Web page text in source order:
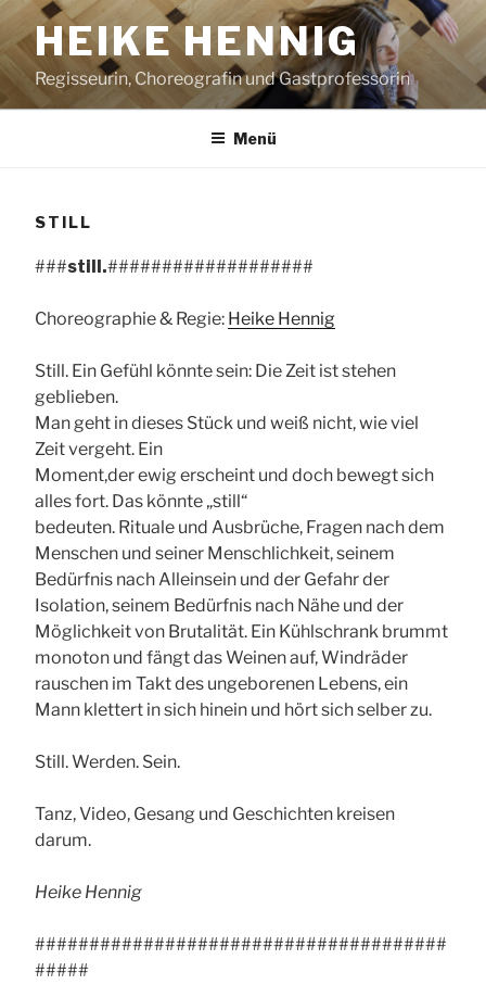
Zum
Inhalt
springenHEIKE HENNIG
Regisseurin, Choreografin und Gastprofessorin
Menü
STILL
###still.###################
Choreographie & Regie: Heike Hennig
Still. Ein Gefühl könnte sein: Die Zeit ist stehen
geblieben.
Man geht in dieses Stück und weiß nicht, wie viel
Zeit vergeht. Ein
Moment,der ewig erscheint und doch bewegt sich
alles fort. Das könnte „still“
bedeuten. Rituale und Ausbrüche, Fragen nach dem
Menschen und seiner Menschlichkeit, seinem
Bedürfnis nach Alleinsein und der Gefahr der
Isolation, seinem Bedürfnis nach Nähe und der
Möglichkeit von Brutalität. Ein Kühlschrank brummt
monoton und fängt das Weinen auf, Windräder
rauschen im Takt des ungeborenen Lebens, ein
Mann klettert in sich hinein und hört sich selber zu.
Still. Werden. Sein.
Tanz, Video, Gesang und Geschichten kreisen
darum.
Heike Hennig
######################################
#####